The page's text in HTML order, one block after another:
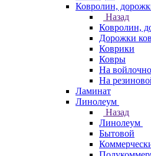
Ковролин,
Назад
Ковролин,
Дорожки
Коврики
Ковры
На
На
Ламинат
Линолеум
Назад
Линолеум
Бытовой